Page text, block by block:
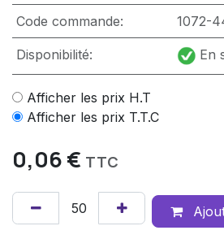
Code commande: 1072-
Disponibilité: En
Afficher les prix H.T
Afficher les prix T.T.C
0,06€ TTC